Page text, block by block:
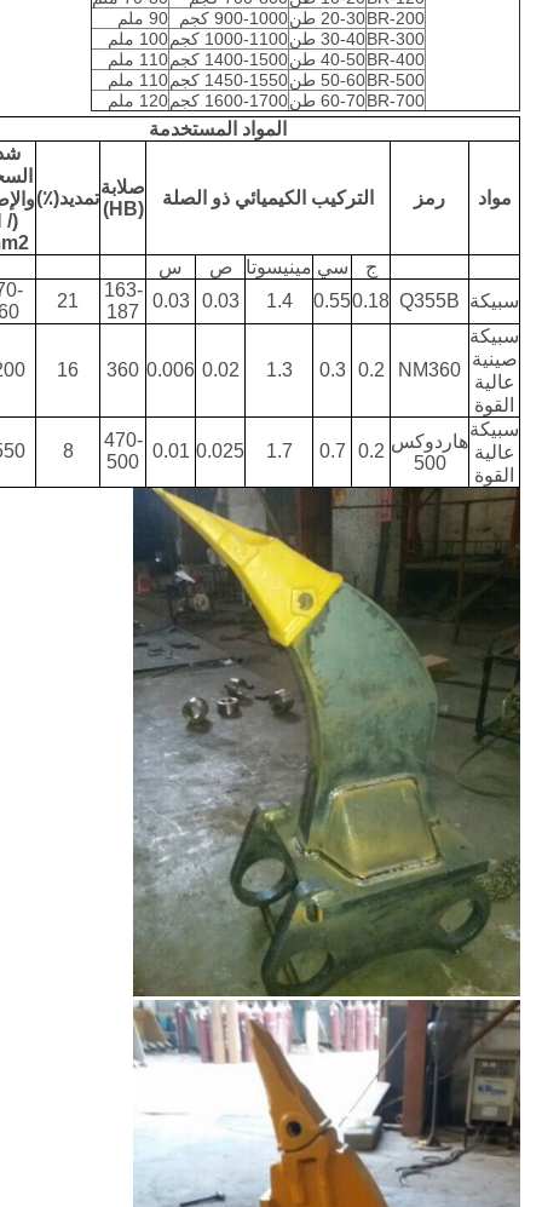
BR-20020-30 طن 900-1000 كجم
90 ملم
BR-30030-40 طن 1000-1100 كجم
100 ملم
BR-40040-50 طن 1400-1500 كجم
110 ملم
BR-50050-60 طن 1450-1550 كجم
110 ملم
BR-70060-70 طن 1600-1700 كجم 120 ملم
المواد المستخدمة
مواد رمز التركيب الكيميائي ذو الصلة
صلابة
(HB)
تمديد(٪)
/
ج
سي مينيسوتا ص
س
سبيكة Q355B
0.18
0.55
1.4
0.03
0.03
163-
187
21
سبيكة
صينية
عالية
القوة
NM360
0.2
0.3
1.3
0.02
0.006
360
16
سبيكة
عالية
القوة
هاردوكس
500
0.2
0.7
1.7
0.025
0.01
470-
500
8